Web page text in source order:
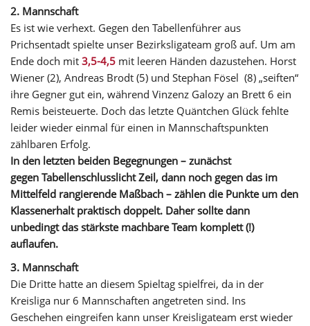
2. Mannschaft
Es ist wie verhext. Gegen den Tabellenführer aus
Prichsentadt spielte unser Bezirksligateam groß auf. Um am
Ende doch mit 3,5-4,5 mit leeren Händen dazustehen. Horst
Wiener (2), Andreas Brodt (5) und Stephan Fösel (8) „seiften“
ihre Gegner gut ein, während Vinzenz Galozy an Brett 6 ein
Remis beisteuerte. Doch das letzte Quäntchen Glück fehlte
leider wieder einmal für einen in Mannschaftspunkten
zählbaren Erfolg.
In den letzten beiden Begegnungen – zunächst
gegen Tabellenschlusslicht Zeil, dann noch gegen das im
Mittelfeld rangierende Maßbach – zählen die Punkte um den
Klassenerhalt praktisch doppelt. Daher sollte dann
unbedingt das stärkste machbare Team komplett (!)
auflaufen.
3. Mannschaft
Die Dritte hatte an diesem Spieltag spielfrei, da in der
Kreisliga nur 6 Mannschaften angetreten sind. Ins
Geschehen eingreifen kann unser Kreisligateam erst wieder